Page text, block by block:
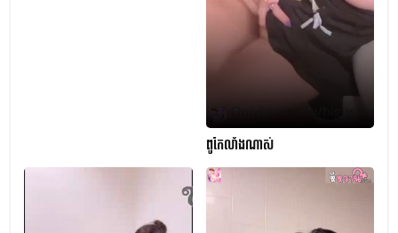
ពូកែលាំងណាស់